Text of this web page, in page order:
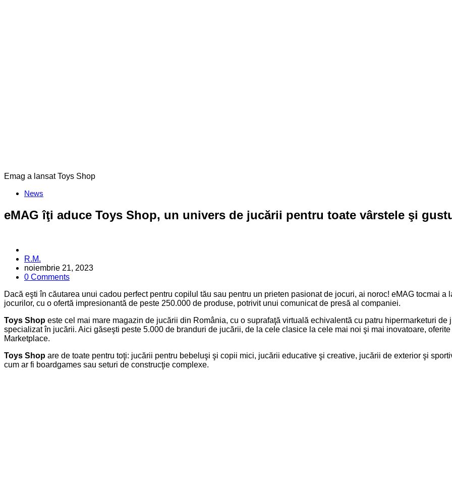
Emag a lansat Toys Shop
Categories
News
eMAG îţi aduce Toys Shop, un univers de jucării pentru toate vârstele şi
Posted
by
R.M.
noiembrie 21, 2023
0 Comments
Dacă eşti în căutarea unui cadou perfect pentru copilul tău sau pentru un prieten pasionat de jocuri, ai noroc! eMAG tocmai a
jocurilor, cu o ofertă impresionantă de peste 250.000 de produse, potrivit unui comunicat de presă al companiei.
Toys Shop este cel mai mare magazin de jucării din România, cu o suprafaţă virtuală echivalentă cu patru hipermarketuri
specializat în jucării. Aici găseşti peste 5.000 de branduri de jucării, de la cele clasice la cele mai noi şi mai inovatoare,
Marketplace.
Toys Shop are de toate pentru toţi: jucării pentru bebeluşi şi copii mici, jucării educative şi creative, jucării de exterior şi
cum ar fi boardgames sau seturi de construcţie complexe.